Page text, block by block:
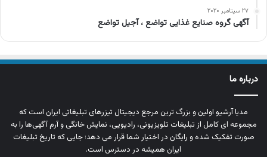
۲۷ سپتامبر ۲۰۲۰
آگهی گروه صنایع غذایی تواضع ، آجیل تواضع
درباره ما
مدیا آرشیو اولین و بزرگ‌ ترین مرجع دیجیتال تیزرهای تبلیغاتی ایران است که
مجموعه‌ ای کامل از تبلیغات تلویزیونی، رادیویی، نمایش خانگی و آرم‌ آگهی‌ها را به‌
صورت تفکیک‌ شده و رایگان در اختیار شما قرار می‌ دهد؛ جایی که تاریخ تبلیغات
ایران همیشه در دسترس است.